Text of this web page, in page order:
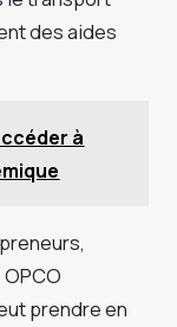
des aides
à
prendre en